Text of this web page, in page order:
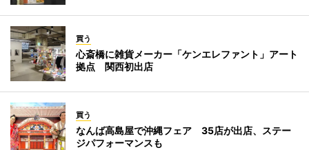
買う
心斎橋に雑貨メーカー「ケンエレファント」アート
拠点 関西初出店
買う
なんば高島屋で沖縄フェア 35店が出店、ステー
ジパフォーマンスも